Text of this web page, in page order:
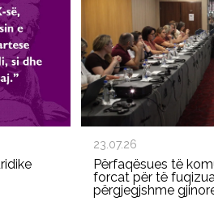
23.07.26
Përfaqësues të
forcat për të
përgjegjshme